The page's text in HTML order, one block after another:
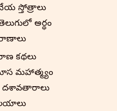
స్తోత్రాలు
అర్థం
కథలు
మహాత్మ్యం
దశావతారాలు